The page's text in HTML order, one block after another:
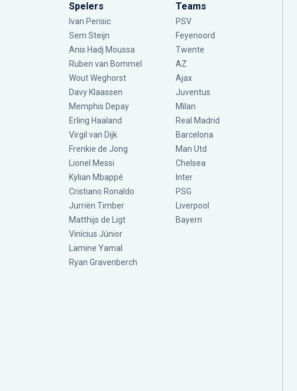
Spelers
Ivan Perisic
Sem Steijn
Anis Hadj Moussa
Ruben van Bommel
Wout Weghorst
Davy Klaassen
Memphis Depay
Erling Haaland
Virgil van Dijk
Frenkie de Jong
Lionel Messi
Kylian Mbappé
Cristiano Ronaldo
Jurriën Timber
Matthijs de Ligt
Vinícius Júnior
Lamine Yamal
Ryan Gravenberch
Teams
PSV
Feyenoord
Twente
AZ
Ajax
Juventus
Milan
Real Madrid
Barcelona
Man Utd
Chelsea
Inter
PSG
Liverpool
Bayern